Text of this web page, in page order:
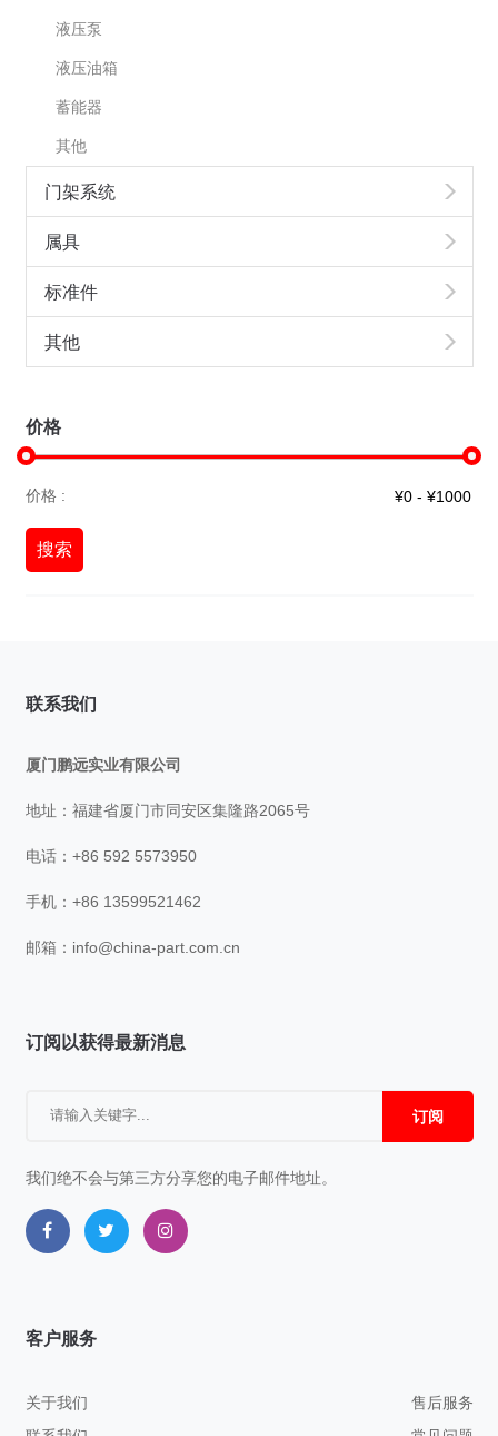
液压泵
液压油箱
蓄能器
其他
门架系统
属具
标准件
其他
价格
价格 :
搜索
联系我们
厦门鹏远实业有限公司
地址：福建省厦门市同安区集隆路2065号
电话：+86 592 5573950
手机：+86 13599521462
邮箱： info@china-part.com.cn
订阅以获得最新消息
订阅
我们绝不会与第三方分享您的电子邮件地址。
客户服务
关于我们
售后服务